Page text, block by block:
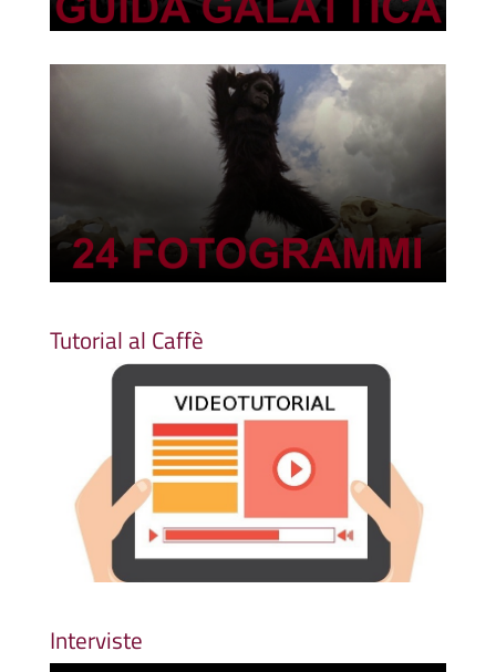
Tutorial al Caffè
Interviste